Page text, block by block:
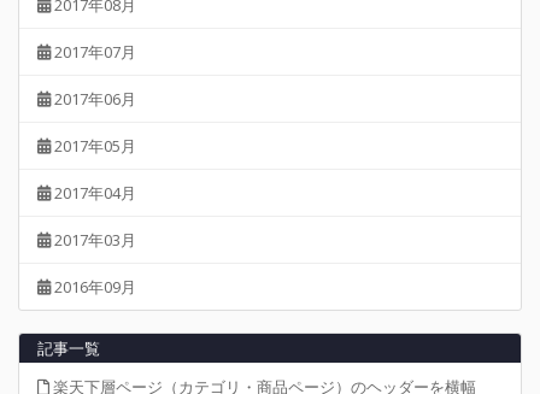
2017年08月
2017年07月
2017年06月
2017年05月
2017年04月
2017年03月
2016年09月
記事一覧
楽天下層ページ（カテゴリ・商品ページ）のヘッダーを横幅